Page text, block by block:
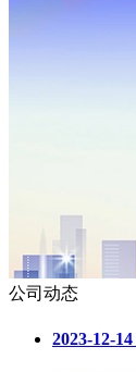
公司动态
2023-12-14